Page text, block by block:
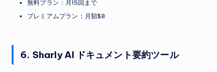
無料プラン：月15回まで
プレミアムプラン：月額$8
6. Sharly AI ドキュメント要約ツール